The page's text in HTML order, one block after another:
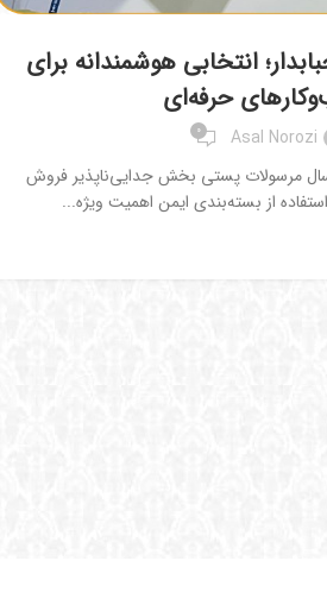
انتخابی هوشمندانه برای
حرفه‌ای
Asal Norozi
0
مرسولات پستی بخش جدایی‌ناپذیر فروش
از بسته‌بندی ایمن اهمیت ویژه...